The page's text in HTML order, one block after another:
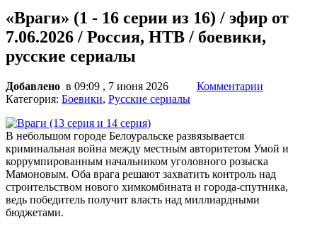
«Враги» (1 - 16 серии из 16) / эфир от
7.06.2026 / Россия, НТВ / боевики,
русские сериалы
Добавлено в 09:09 , 7 июня 2026
Комментарии
Категория: Боевики, Русские сериалы
В небольшом городе Белоуральске развязывается
криминальная война между местным авторитетом Умой и
коррумпированным начальником уголовного розыска
Мамоновым. Оба врага решают захватить контроль над
строительством нового химкомбината и города-спутника,
ведь победитель получит власть над миллиардными
бюджетами.